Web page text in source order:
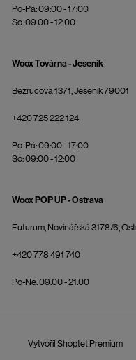
Po-Pá: 09:00 - 17:00
So: 09:00 - 12:00
Woox Továrna - Jeseník
Bezručova 1371, Jeseník 79001
+420 725 222 124
Po-Pá: 09:00 - 17:00
So: 09:00 - 12:00
Woox POP UP - Ostrava
Futurum, Novinářská 3178/6,
+420 778 491 740
Po-Ne: 09:00 - 21:00
Vytvořil Shoptet Premium